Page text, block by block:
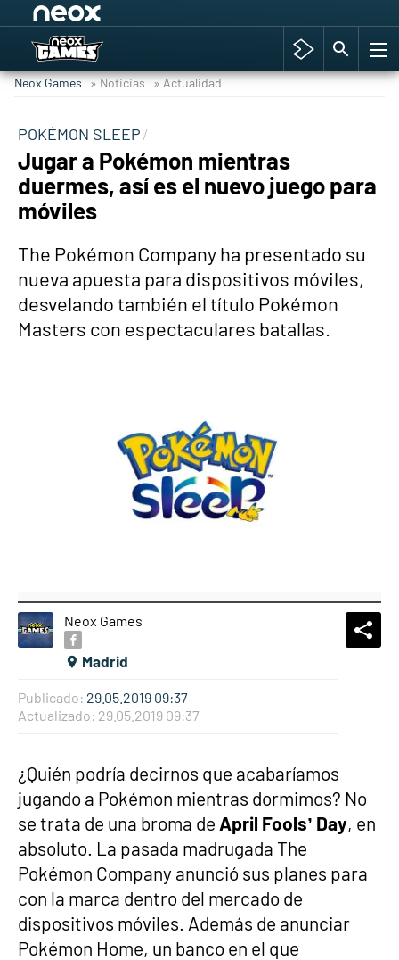
Hyrule Warriors: La Era del Cataclismo
Cyberpunk 2077
Hyrule Warriors
Neox Games » Noticias » Actualidad
POKÉMON SLEEP
Jugar a Pokémon mientras
duermes, así es el nuevo juego para
móviles
The Pokémon Company ha presentado su
nueva apuesta para dispositivos móviles,
desvelando también el título Pokémon
Masters con espectaculares batallas.
Neox Games
Madrid
Publicado: 29.05.2019 09:37
Actualizado: 29.05.2019 09:37
¿Quién podría decirnos que acabaríamos
jugando a Pokémon mientras dormimos? No
se trata de una broma de April Fools’ Day, en
absoluto. La pasada madrugada The
Pokémon Company anunció sus planes para
con la marca dentro del mercado de
dispositivos móviles. Además de anunciar
Pokémon Home, un banco en el que